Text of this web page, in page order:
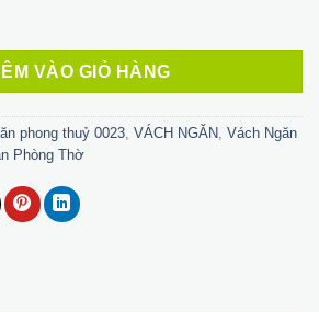
009 số lượng
VÀO GIỎ HÀNG
phong thuỷ 0023, VÁCH NGĂN, Vách Ngăn
Phòng Thờ